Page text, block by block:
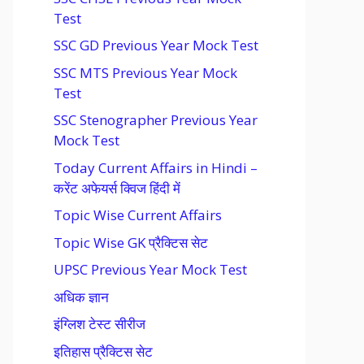
Test
SSC GD Previous Year Mock Test
SSC MTS Previous Year Mock
Test
SSC Stenographer Previous Year
Mock Test
Today Current Affairs in Hindi –
करेंट अफेयर्स क्विज हिंदी में
Topic Wise Current Affairs
Topic Wise GK प्रैक्टिस सेट
UPSC Previous Year Mock Test
अधिक ज्ञान
इंग्लिश टेस्ट सीरीज
इतिहास प्रैक्टिस सेट